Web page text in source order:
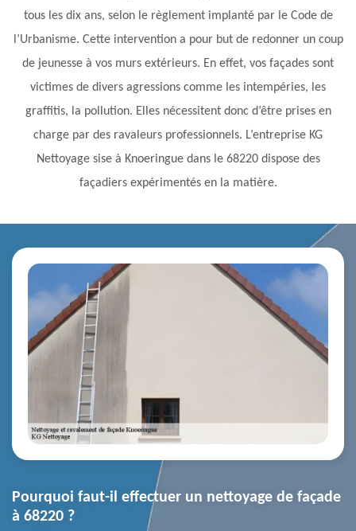
tous les dix ans, selon le règlement implanté par le Code de
l’Urbanisme. Cette intervention a pour but de redonner un coup
de jeunesse à vos murs extérieurs. En effet, vos façades sont
victimes de divers agressions comme les intempéries, les
graffitis, la pollution. Elles nécessitent donc d’être prises en
charge par des ravaleurs professionnels. L’entreprise KG
Nettoyage sise à Knoeringue dans le 68220 dispose des
façadiers expérimentés en la matière.
Pourquoi faut-il effectuer un nettoyage de façade
à 68220 ?